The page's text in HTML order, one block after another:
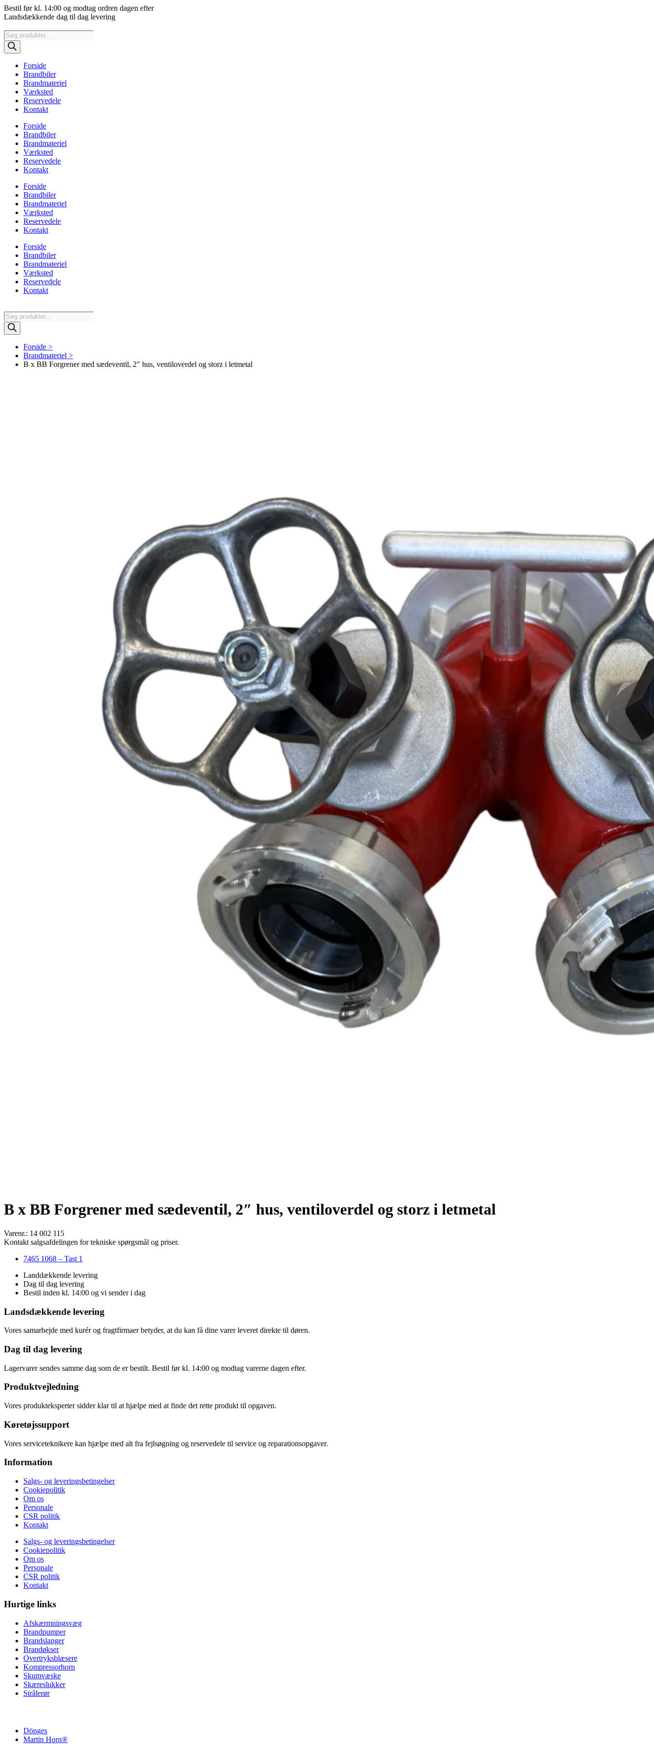
Videre
til
Bestil før kl. 14:00 og modtag ordren dagen efter
Landsdækkende dag til dag levering
Products
search
Forside
Brandbiler
Brandmateriel
Værksted
Reservedele
Kontakt
Forside
Brandbiler
Brandmateriel
Værksted
Reservedele
Kontakt
Forside
Brandbiler
Brandmateriel
Værksted
Reservedele
Kontakt
Forside
Brandbiler
Brandmateriel
Værksted
Reservedele
Kontakt
Products
search
Forside >
Brandmateriel >
B x BB Forgrener med sædeventil, 2″ hus, ventiloverdel og storz i letmetal
B x BB Forgrener med sædeventil, 2″ hus, ventiloverdel og storz i letmetal
Varenr.: 14 002 115
Kontakt salgsafdelingen for tekniske spørgsmål og priser.
7465 1068 – Tast 1
Landdækkende levering
Dag til dag levering
Bestil inden kl. 14:00 og vi sender i dag
Landsdækkende levering
Vores samarbejde med kurér og fragtfirmaer betyder, at du kan få dine varer leveret direkte til døren.
Dag til dag levering
Lagervarer sendes samme dag som de er bestilt. Bestil før kl. 14:00 og modtag varerne dagen efter.
Produktvejledning
Vores produkteksperter sidder klar til at hjælpe med at finde det rette produkt til opgaven.
Køretøjssupport
Vores serviceteknikere kan hjælpe med alt fra fejlsøgning og reservedele til service og reparationsopgaver.
Information
Salgs- og leveringsbetingelser
Cookiepolitik
Om os
Personale
CSR politik
Kontakt
Salgs- og leveringsbetingelser
Cookiepolitik
Om os
Personale
CSR politik
Kontakt
Hurtige links
Afskærmningsvæg
Brandpumper
Brandslanger
Brandøkser
Overtryksblæsere
Kompressorhorn
Skumvæske
Skæreslukker
Strålerør
Dönges
Martin Horn®